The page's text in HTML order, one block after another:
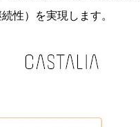
性）を実現します。